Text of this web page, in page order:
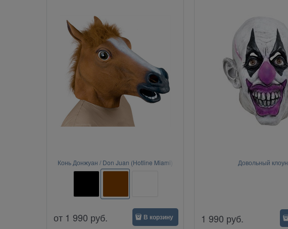
Конь Донжуан / Don Juan (Hotline Miami)
от 1 990 руб. В корзину
Довольный клоун
1 990 руб.